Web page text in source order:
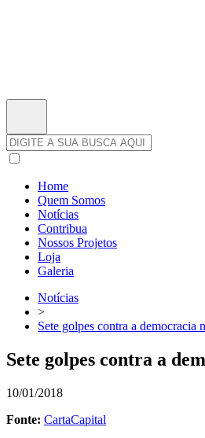
Home
Quem Somos
Notícias
Contribua
Nossos Projetos
Loja
Galeria
Notícias
>
Sete golpes contra a democracia
Sete golpes contra a
10/01/2018
Fonte: CartaCapital